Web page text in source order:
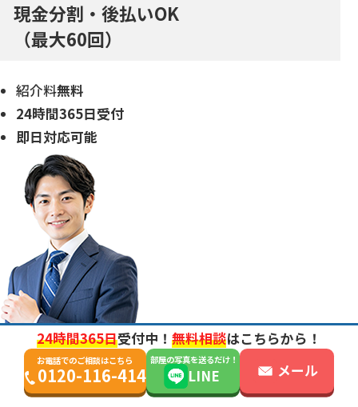
現金分割・後払いOK
（最大60回）
紹介料無料
24時間365日受付
即日対応可能
北海道・東北
北海道
24時間365日受付中！ 無料相談はこちらから！
お電話でのご相談はこちら
0120-116-414
部屋の写真を送るだけ！
LINE メール